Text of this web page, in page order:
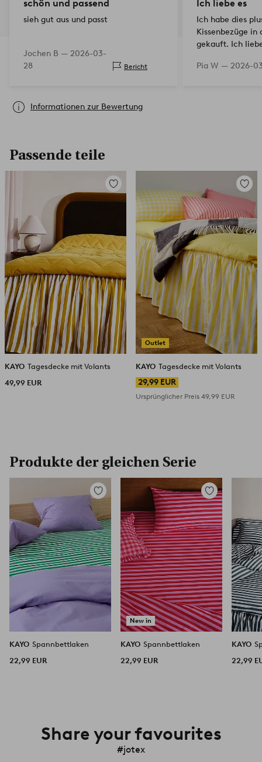
schön und passend
sieh gut aus und passt
Jochen B — 2026-03-
28
Bericht
Ich liebe es
Ich habe dies
Kissenbezüge in
gekauft. Ich
Pia W — 2026-
Informationen zur Bewertung
Passende teile
Zu
Favoriten
hinzufügen
KAYO Tagesdecke mit Volants
49,99 EUR
Outlet
Zu
KAYO Tagesdecke mit Volants
29,99 EUR
Ursprünglicher Preis 49,99 EUR
Produkte der gleichen Serie
Zu
hinzufügen
KAYO Spannbettlaken
22,99 EUR
New in
Zu
Favoriten
hinzufügen
KAYO Spannbettlaken
22,99 EUR
KAYO
22,99
Share your favourites
#jotex